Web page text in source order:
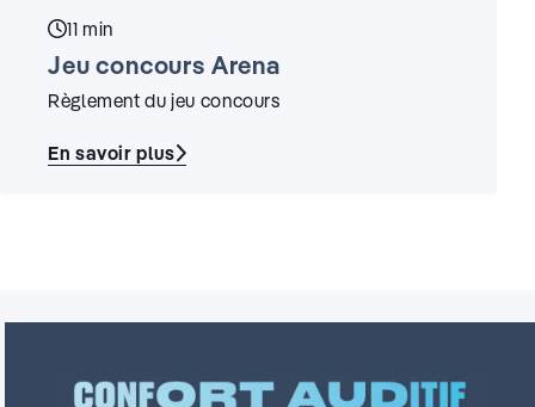
Temps de lecture :
11 min
Jeu concours Arena
Règlement du jeu concours
En savoir plus
: